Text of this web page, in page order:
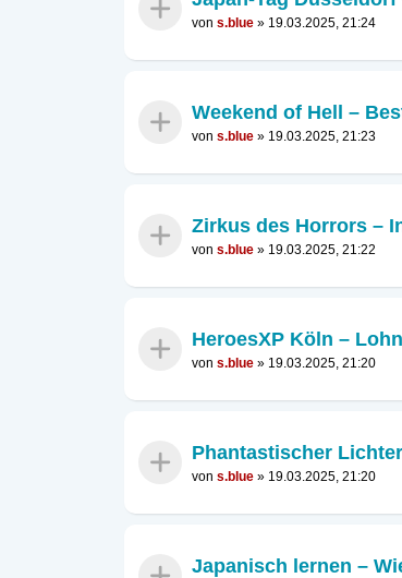
von s.blue » 19.03.2025, 21:24
Weekend of Hell –
von s.blue » 19.03.2025, 21:23
Zirkus des Horrors –
von s.blue » 19.03.2025, 21:22
HeroesXP Köln –
von s.blue » 19.03.2025, 21:20
Phantastischer
von s.blue » 19.03.2025, 21:20
Japanisch lernen –